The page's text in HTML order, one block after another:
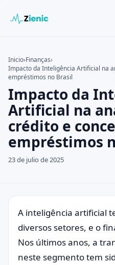
Finanças
Investimento
Cartões de Crédito
Legal
Buscar en el sitio
Buscar:
Pulsa Enter para buscar o
Inicio›Finanças›
Impacto da Inteligência Artificial na
empréstimos no Brasil
Impacto da
Artificial na
crédito e
empréstimos
23 de julio de 2025
A inteligência artificial
diversos setores, e o
Nos últimos anos, a
neste segmento tem